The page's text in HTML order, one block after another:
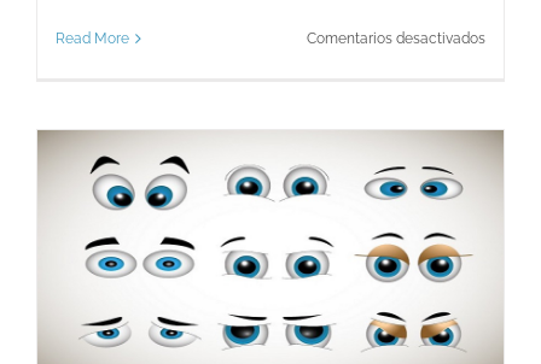
Read More Comentarios desactivadosen